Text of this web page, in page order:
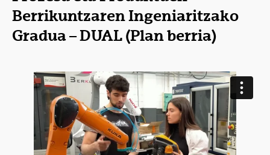
Berrikuntzaren Ingeniaritzako
Gradua – DUAL (Plan berria)